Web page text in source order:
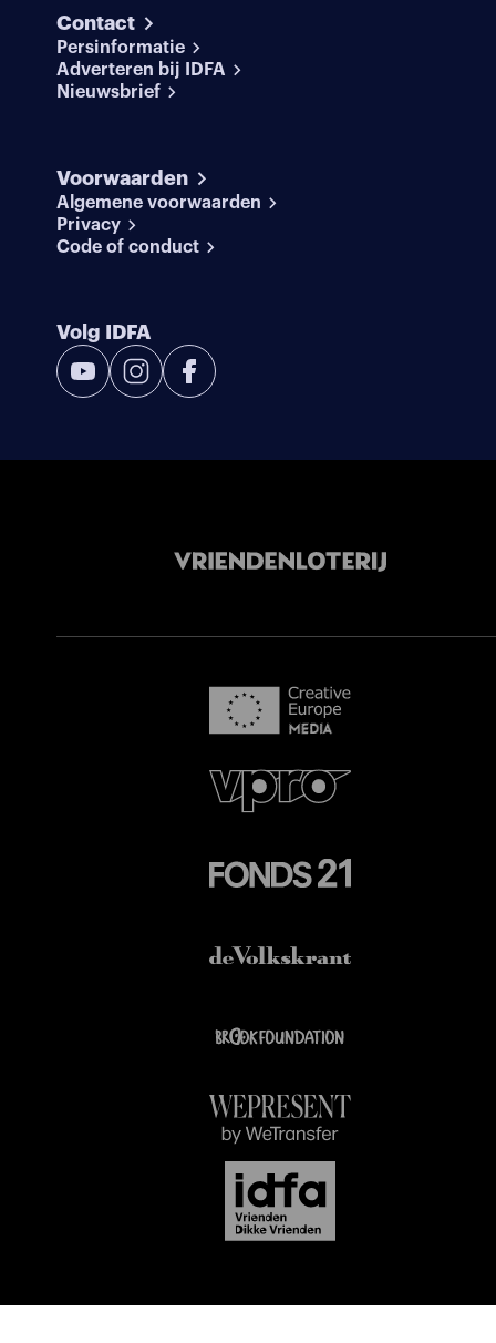
Contact
Persinformatie
Adverteren bij IDFA
Nieuwsbrief
Voorwaarden
Algemene voorwaarden
Privacy
Code of conduct
Volg IDFA